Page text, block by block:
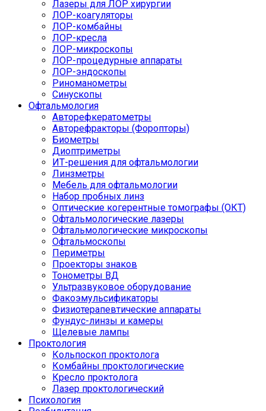
Лазеры для ЛОР хирургии
ЛОР-коагуляторы
ЛОР-комбайны
ЛОР-кресла
ЛОР-микроскопы
ЛОР-процедурные аппараты
ЛОР-эндоскопы
Риноманометры
Синускопы
Офтальмология
Авторефкератометры
Авторефракторы (Форопторы)
Биометры
Диоптриметры
ИТ-решения для офтальмологии
Линзметры
Мебель для офтальмологии
Набор пробных линз
Оптические когерентные томографы (ОКТ)
Офтальмологические лазеры
Офтальмологические микроскопы
Офтальмоскопы
Периметры
Проекторы знаков
Тонометры ВД
Ультразвуковое оборудование
Факоэмульсификаторы
Физиотерапевтические аппараты
Фундус-линзы и камеры
Щелевые лампы
Проктология
Кольпоскоп проктолога
Комбайны проктологические
Кресло проктолога
Лазер проктологический
Психология